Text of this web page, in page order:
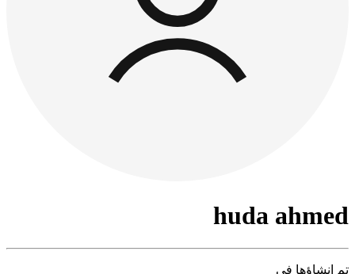
huda ahmed
تم إنشاؤها في